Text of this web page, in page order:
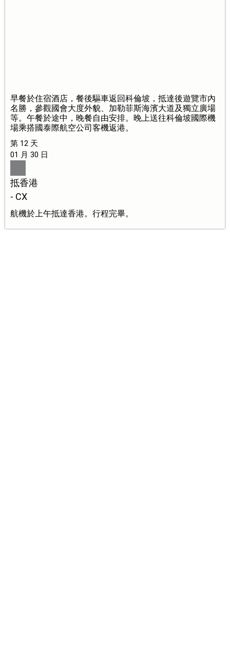
早餐於住宿酒店，餐後驅車返回科倫坡，抵達後遊覽市內
名勝，參觀國會大度外貌、加勒菲斯海濱大道及獨立廣場
等。午餐於途中，晚餐自由安排。晚上送往科倫坡國際機
場乘搭國泰際航空公司客機返港。
第 12 天
01 月 30 日
抵香港
- CX
航機於上午抵達香港。行程完畢。